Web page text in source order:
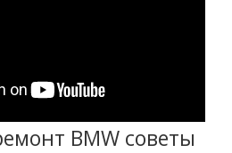
BMW советы